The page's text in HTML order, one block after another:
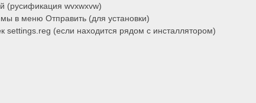
(русификация wvxwxvw)
в меню Отправить (для установки)
settings.reg (если находится рядом с инсталлятором)